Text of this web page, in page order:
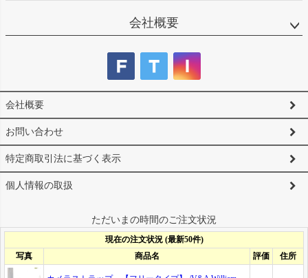
会社概要
会社概要
お問い合わせ
特定商取引法に基づく表示
個人情報の取扱
ただいまの時間のご注文状況